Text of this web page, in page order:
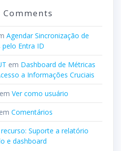
Comments
Agendar Sincronização de
pelo Entra ID
em Dashboard de Métricas
a Informações Cruciais
em Ver como usuário
em Comentários
Suporte a relatório
e dashboard